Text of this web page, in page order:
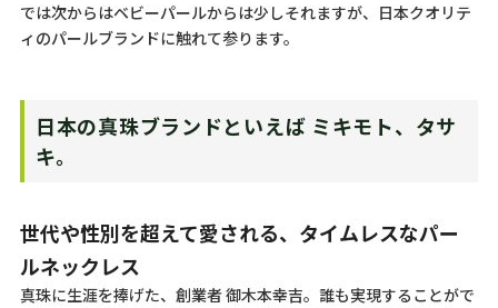
では次からはベビーパールからは少しそれますが、日本クオリテ
ィのパールブランドに触れて参ります。
日本の真珠ブランドといえば ミキモト、タサ
キ。
世代や性別を超えて愛される、タイムレスなパー
ルネックレス
真珠に生涯を捧げた、創業者 御木本幸吉。誰も実現することがで